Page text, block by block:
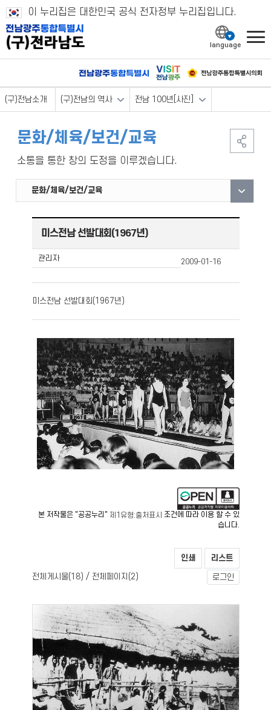
이 누리집은 대한민국 공식 전자정부 누리집입니다.
(구)전남소개 (구)전남의 역사 전남 100년[사진]
문화/체육/보건/교육
소통을 통한 창의 도정을 이루겠습니다.
시가건물
산업
문화/체육/보건/교육
건설/교통
광주/제주
미스전남 선발대회(1967년)
관리자 2009-01-16
미스전남 선발대회(1967년)
본 저작물은 "공공누리" 제1유형:출처표시 조건에 따라 이용 할 수 있
습니다.
인쇄 리스트
전체게시물(18) / 전체페이지(2 ) 로그인